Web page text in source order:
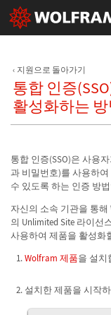
지원으로 돌아가기
통합 인증
활성화하는 방
통합 인증(SSO)은 사용
과 비밀번호)를 사용하
수 있도록 하는 인증 방
자신의 소속 기관을 통
의 Unlimited Site 라이선
사용하여 제품을 활성화
Wolfram 제품을 설치
설치한 제품을 시작